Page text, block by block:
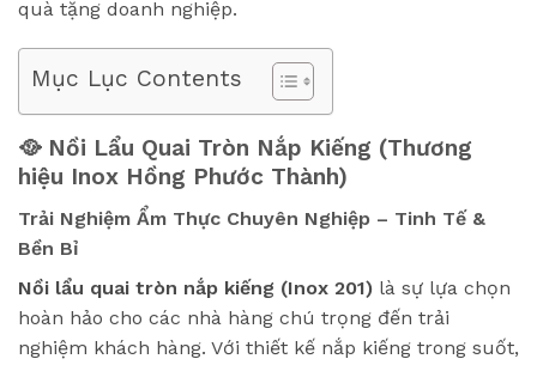
quà tặng doanh nghiệp.
Mục Lục Contents
🥘 Nồi Lẩu Quai Tròn Nắp Kiếng (Thương
hiệu Inox Hồng Phước Thành)
Trải Nghiệm Ẩm Thực Chuyên Nghiệp – Tinh Tế &
Bền Bỉ
Nồi lẩu quai tròn nắp kiếng (Inox 201) là sự lựa chọn
hoàn hảo cho các nhà hàng chú trọng đến trải
nghiệm khách hàng. Với thiết kế nắp kiếng trong suốt,